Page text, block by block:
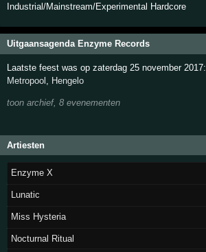
Industrial/Mainstream/Experimental Hardcore
Uitgaansagenda Enzyme Records
Laatste feest was op zaterdag 25 november 2017:
Metropool
Hengelo
toon archief, 8 evenementen
Artiesten
Enzyme X
Lunatic
Miss Hysteria
Nocturnal Ritual